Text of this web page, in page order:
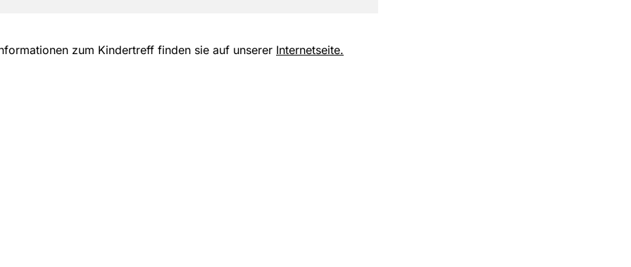
zum Kindertreff finden sie auf unserer Internetseite.